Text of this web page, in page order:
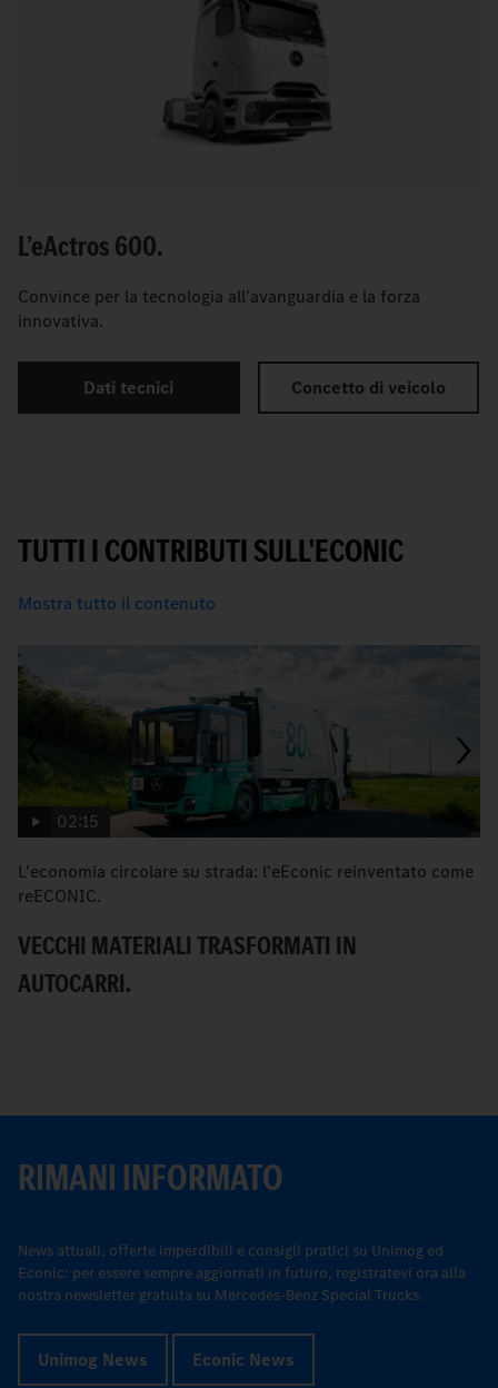
L’eActros 600.
Convince per la tecnologia all'avanguardia e la forza
innovativa.
Dati tecnici Concetto di veicolo
TUTTI I CONTRIBUTI SULL'ECONIC
Mostra tutto il contenuto
02:15
L'economia circolare su strada: l'eEconic reinventato come
reECONIC.
VECCHI MATERIALI TRASFORMATI IN
AUTOCARRI.
RIMANI INFORMATO
News attuali, offerte imperdibili e consigli pratici su Unimog ed
Econic: per essere sempre aggiornati in futuro, registratevi ora alla
nostra newsletter gratuita su Mercedes-Benz Special Trucks.
Unimog News Econic News